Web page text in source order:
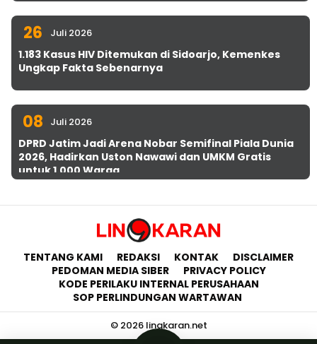
26 Juli 2026
1.183 Kasus HIV Ditemukan di Sidoarjo, Kemenkes
Ungkap Fakta Sebenarnya
08 Juli 2026
DPRD Jatim Jadi Arena Nobar Semifinal Piala Dunia
2026, Hadirkan Uston Nawawi dan UMKM Gratis
untuk 1.000 Warga
TENTANG KAMI REDAKSI KONTAK
DISCLAIMER
PEDOMAN MEDIA SIBER
PRIVACY POLICY
KODE PERILAKU INTERNAL PERUSAHAAN
SOP PERLINDUNGAN WARTAWAN
© 2026 lingkaran.net